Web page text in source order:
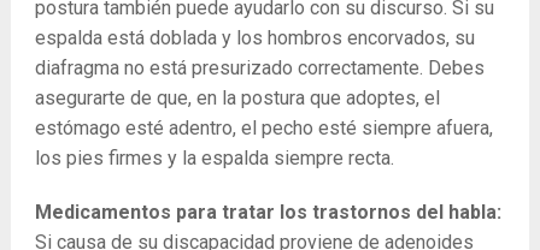
postura también puede ayudarlo con su discurso. Si su
espalda está doblada y los hombros encorvados, su
diafragma no está presurizado correctamente. Debes
asegurarte de que, en la postura que adoptes, el
estómago esté adentro, el pecho esté siempre afuera,
los pies firmes y la espalda siempre recta.
Medicamentos para tratar los trastornos del habla:
Si causa de su discapacidad proviene de adenoides